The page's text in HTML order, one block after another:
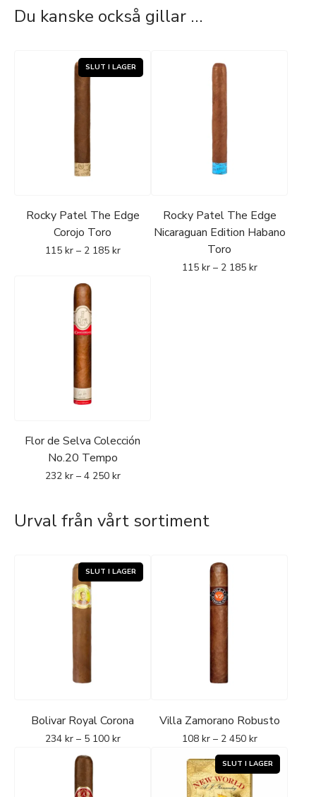
Du kanske också gillar …
Rocky Patel The Edge
Corojo Toro
115 kr – 2 185 kr
Rocky Patel The Edge
Nicaraguan Edition Habano
Toro
115 kr – 2 185 kr
Flor de Selva Colección
No.20 Tempo
232 kr – 4 250 kr
Urval från vårt sortiment
Bolivar Royal Corona
234 kr – 5 100 kr
Villa Zamorano Robusto
108 kr – 2 450 kr